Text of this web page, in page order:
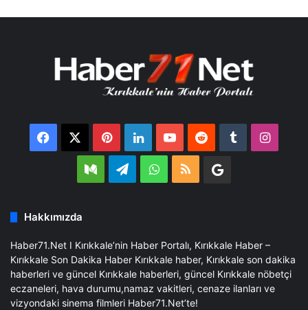
Facebook PinterestLinkedInYouTubeReddit Tumblr
MediumTelegramWhatsApp
RSS
Google
Hakkımızda
Haber71.Net I Kırıkkale’nin Haber Portalı, Kırıkkale Haber –
Kırıkkale Son Dakika Haber Kırıkkale haber, Kırıkkale son dakika
haberleri ve güncel Kırıkkale haberleri, güncel Kırıkkale nöbetçi
eczaneleri, hava durumu,namaz vakitleri, cenaze ilanları ve
vizyondaki sinema filmleri Haber71.Net’te!